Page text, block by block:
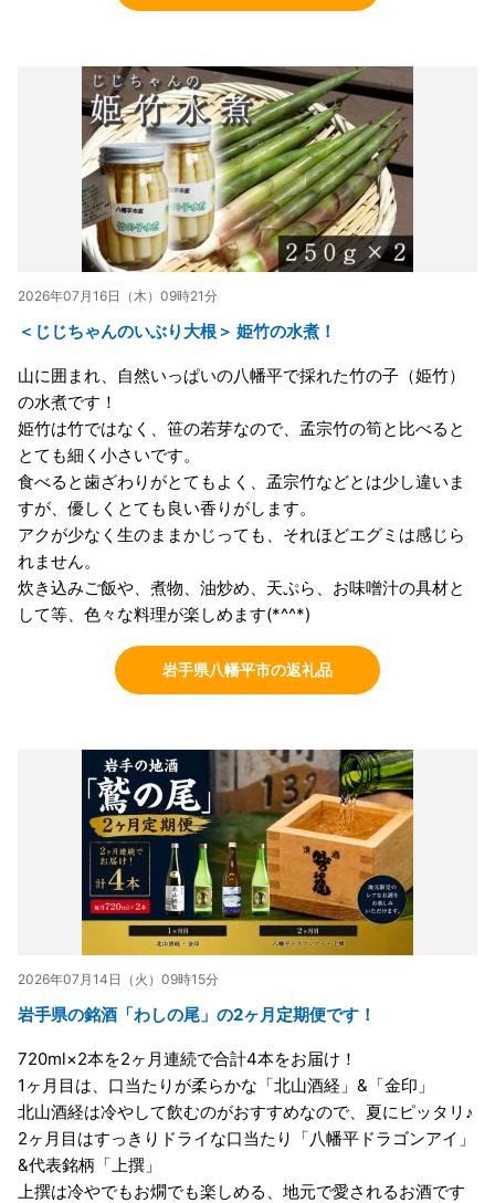
2026年07月16日（木）09時21分
＜じじちゃんのいぶり大根＞ 姫竹の水煮！
山に囲まれ、自然いっぱいの八幡平で採れた竹の子（姫竹）
の水煮です！
姫竹は竹ではなく、笹の若芽なので、孟宗竹の筍と比べると
とても細く小さいです。
食べると歯ざわりがとてもよく、孟宗竹などとは少し違いま
すが、優しくとても良い香りがします。
アクが少なく生のままかじっても、それほどエグミは感じら
れません。
炊き込みご飯や、煮物、油炒め、天ぷら、お味噌汁の具材と
して等、色々な料理が楽しめます(*^^*)
岩手県八幡平市の返礼品
2026年07月14日（火）09時15分
岩手県の銘酒「わしの尾」の2ヶ月定期便です！
720ml×2本を2ヶ月連続で合計4本をお届け！
1ヶ月目は、口当たりが柔らかな「北山酒経」&「金印」
北山酒経は冷やして飲むのがおすすめなので、夏にピッタリ♪
2ヶ月目はすっきりドライな口当たり「八幡平ドラゴンアイ」
&代表銘柄「上撰」
上撰は冷やでもお燗でも楽しめる、地元で愛されるお酒です